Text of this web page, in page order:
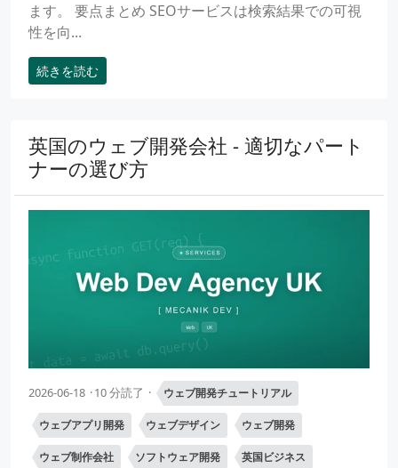
ます。 要点まとめ SEOサービスは検索結果での可視
性を向...
続きを読む
英国のウェブ開発会社 - 適切なパート
ナーの選び方
2026-06-18 10 分読了 ウェブ開発チュートリアル
ウェブアプリ開発 ウェブデザイン ウェブ開発
ウェブ制作会社 ソフトウェア開発 英国ビジネス